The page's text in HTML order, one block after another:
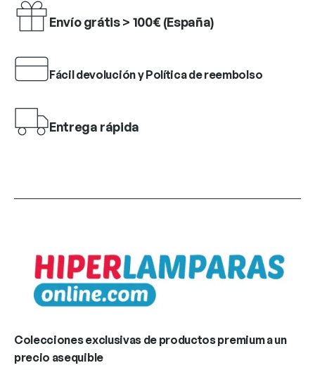
Envío grátis > 100€ (España)
Fácil devolución y Política de reembolso
Entrega rápida
Colecciones exclusivas de productos premium a un
precio asequible